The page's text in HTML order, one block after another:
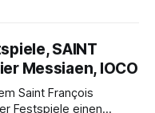
SAINT
Messiaen, IOCO
Saint François
Festspiele einen